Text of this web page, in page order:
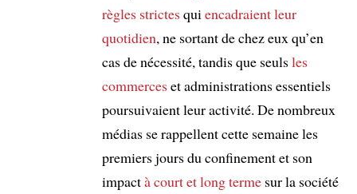
règles strictesqui encadraient leur
quotidien, ne sortant de chez eux qu’en
cas de nécessité, tandis que seulsles
commerceset administrations essentiels
poursuivaient leur activité. De nombreux
médias se rappellent cette semaine les
premiers jours du confinement et son
impactà court et long termesur la société